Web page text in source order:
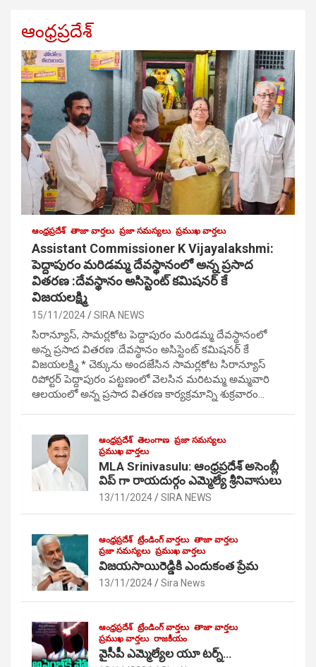
ఆంధ్రప్రదేశ్
ఆంధ్రప్రదేశ్ తాజా వార్తలు ప్రజా సమస్యలు ప్రముఖ వార్తలు
Assistant Commissioner K Vijayalakshmi:
పెద్దాపురం మరిడమ్మ దేవస్థానంలో అన్న ప్రసాద
వితరణ :దేవస్థానం అసిస్టెంట్ కమిషనర్ కే
విజయలక్ష్మి
15/11/2024 SIRA NEWS
సిరాన్యూస్, సామర్లకోట పెద్దాపురం మరిడమ్మ దేవస్థానంలో
అన్న ప్రసాద వితరణ :దేవస్థానం అసిస్టెంట్ కమిషనర్ కే
విజయలక్ష్మి * చెక్కును అందజేసిన సామర్లకోట సిరాన్యూస్
రిపోర్టర్ పెద్దాపురం పట్టణంలో వెలసిన మరిటమ్మ అమ్మవారి
ఆలయంలో అన్న ప్రసాద వితరణ కార్యక్రమాన్ని శుక్రవారం…
ఆంధ్రప్రదేశ్ తెలంగాణ ప్రజా సమస్యలు
ప్రముఖ వార్తలు
MLA Srinivasulu: ఆంధ్రప్రదేశ్ అసెంబ్లీ
విప్ గా రాయదుర్గం ఎమ్మెల్యే శ్రీనివాసులు
13/11/2024 SIRA NEWS
ఆంధ్రప్రదేశ్ ట్రేండింగ్ వార్తలు తాజా వార్తలు
ప్రజా సమస్యలు ప్రముఖ వార్తలు
విజయసాయిరెడ్డికి ఎందుకంత ప్రేమ
13/11/2024 Sira News
ఆంధ్రప్రదేశ్ ట్రేండింగ్ వార్తలు తాజా వార్తలు
ప్రముఖ వార్తలు రాజకీయం
వైసీపీ ఎమ్మెల్యేల యూ టర్న్…